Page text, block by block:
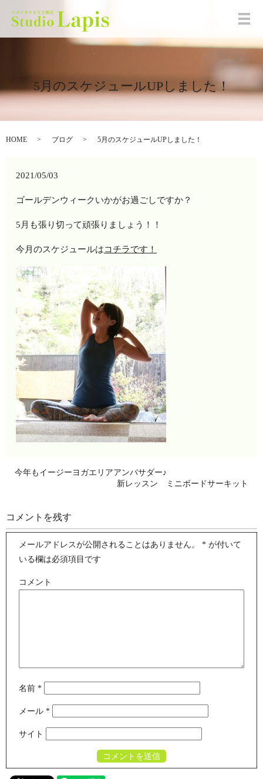
メ
5月のスケジュールUPしました！
HOME ブログ 5月のスケジュールUPしました！
2021/05/03
ゴールデンウィークいかがお過ごしですか？
5月も張り切って頑張りましょう！！
今月のスケジュールはコチラです！
今年もイージーヨガエリアアンバサダー♪
新レッスン ミニボードサーキット
コメントを残す
メールアドレスが公開されることはありません。 * が付いて
いる欄は必須項目です
コメント
名前*
メール*
サイト